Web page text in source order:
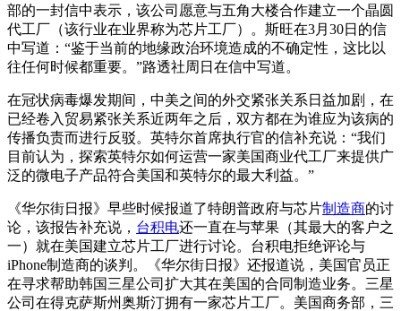
部的一封信中表示，该公司愿意与五角大楼合作建立一个晶圆
代工厂（该行业在业界称为芯片工厂）。斯旺在3月30日的信
中写道：“鉴于当前的地缘政治环境造成的不确定性，这比以
往任何时候都重要。”路透社周日在信中写道。
在冠状病毒爆发期间，中美之间的外交紧张关系日益加剧，在
已经卷入贸易紧张关系近两年之后，双方都在为谁应为该病的
传播负责而进行反驳。英特尔首席执行官的信补充说：“我们
目前认为，探索英特尔如何运营一家美国商业代工厂来提供广
泛的微电子产品符合美国和英特尔的最大利益。”
《华尔街日报》早些时候报道了特朗普政府与芯片制造商的讨
论，该报告补充说， 台积电还一直在与苹果 （其最大的客户之
一）就在美国建立芯片工厂进行讨论。台积电拒绝评论与
iPhone制造商的谈判。《华尔街日报》还报道说，美国官员正
在寻求帮助韩国三星公司 扩大其在美国的合同制造业务。三星
公司在得克萨斯州奥斯汀拥有一家芯片工厂。美国商务部，三